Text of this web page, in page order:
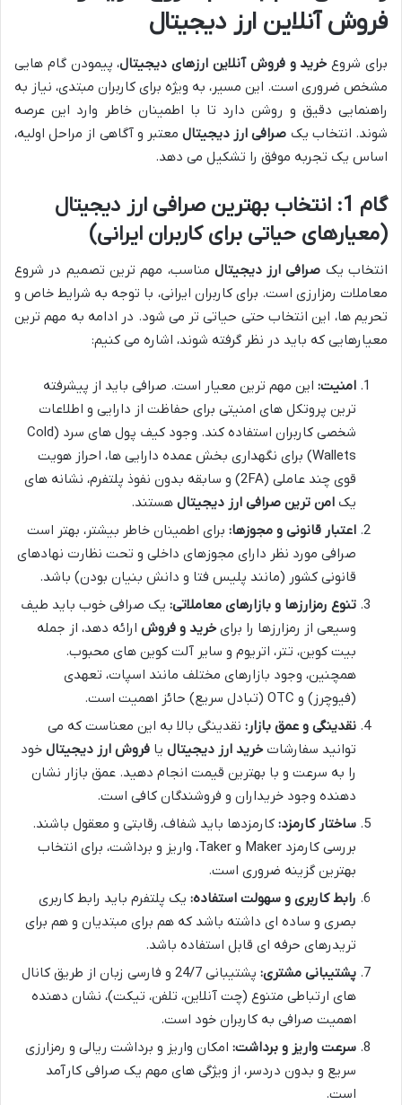
فروش آنلاین ارز دیجیتال
برای شروع خرید و فروش آنلاین ارزهای دیجیتال، پیمودن گام هایی
مشخص ضروری است. این مسیر، به ویژه برای کاربران مبتدی، نیاز به
راهنمایی دقیق و روشن دارد تا با اطمینان خاطر وارد این عرصه
شوند. انتخاب یک صرافی ارز دیجیتالمعتبر و آگاهی از مراحل اولیه،
اساس یک تجربه موفق را تشکیل می دهد.
گام 1: انتخاب بهترین صرافی ارز دیجیتال
(معیارهای حیاتی برای کاربران ایرانی)
انتخاب یک صرافی ارز دیجیتال مناسب، مهم ترین تصمیم در شروع
معاملات رمزارزی است. برای کاربران ایرانی، با توجه به شرایط خاص و
تحریم ها، این انتخاب حتی حیاتی تر می شود. در ادامه به مهم ترین
معیارهایی که باید در نظر گرفته شوند، اشاره می کنیم:
امنیت: این مهم ترین معیار است. صرافی باید از پیشرفته
ترین پروتکل های امنیتی برای حفاظت از دارایی و اطلاعات
شخصی کاربران استفاده کند. وجود کیف پول های سرد (Cold
Wallets) برای نگهداری بخش عمده دارایی ها، احراز هویت
قوی چند عاملی (2FA) و سابقه بدون نفوذ پلتفرم، نشانه های
یک امن ترین صرافی ارز دیجیتال هستند.
اعتبار قانونی و مجوزها: برای اطمینان خاطر بیشتر، بهتر است
صرافی مورد نظر دارای مجوزهای داخلی و تحت نظارت نهادهای
قانونی کشور (مانند پلیس فتا و دانش بنیان بودن) باشد.
تنوع رمزارزها و بازارهای معاملاتی: یک صرافی خوب باید طیف
وسیعی از رمزارزها را برای خرید و فروش ارائه دهد، از جمله
بیت کوین، تتر، اتریوم و سایر آلت کوین های محبوب.
همچنین، وجود بازارهای مختلف مانند اسپات، تعهدی
(فیوچرز) و OTC (تبادل سریع) حائز اهمیت است.
نقدینگی و عمق بازار: نقدینگی بالا به این معناست که می
توانید سفارشات خرید ارز دیجیتال یا فروش ارز دیجیتال خود
را به سرعت و با بهترین قیمت انجام دهید. عمق بازار نشان
دهنده وجود خریداران و فروشندگان کافی است.
ساختار کارمزد: کارمزدها باید شفاف، رقابتی و معقول باشند.
بررسی کارمزد Maker و Taker، واریز و برداشت، برای انتخاب
بهترین گزینه ضروری است.
رابط کاربری و سهولت استفاده: یک پلتفرم باید رابط کاربری
بصری و ساده ای داشته باشد که هم برای مبتدیان و هم برای
تریدرهای حرفه ای قابل استفاده باشد.
پشتیبانی مشتری:
پشتیبانی 24/7 و فارسی زبان از طریق کانال
های ارتباطی متنوع (چت آنلاین، تلفن، تیکت)، نشان دهنده
اهمیت صرافی به کاربران خود است.
سرعت واریز و برداشت: امکان واریز و برداشت ریالی و رمزارزی
سریع و بدون دردسر، از ویژگی های مهم یک صرافی کارآمد
است.